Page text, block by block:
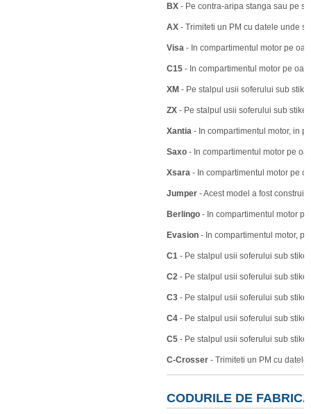
BX - Pe contra-aripa stanga sau pe
AX - Trimiteti un PM cu datele unde
Visa - In compartimentul motor pe
C15 - In compartimentul motor pe
XM - Pe stalpul usii soferului sub
ZX - Pe stalpul usii soferului sub
Xantia - In compartimentul motor, in
Saxo - In compartimentul motor pe
Xsara - In compartimentul motor pe
Jumper - Acest model a fost construit
Berlingo - In compartimentul motor
Evasion - In compartimentul motor,
C1 - Pe stalpul usii soferului sub
C2 - Pe stalpul usii soferului sub
C3 - Pe stalpul usii soferului sub
C4 - Pe stalpul usii soferului sub
C5 - Pe stalpul usii soferului sub
C-Crosser - Trimiteti un PM cu
CODURILE DE FABRICA